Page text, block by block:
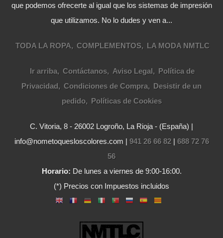
que podemos ofrecerte al igual que los sistemas de impresión
que utilizamos. No lo dudes y ven a...
TODA LA ROPA COMPLEMENTOS LA MODA NMTLC
Ir arriba Contáctanos Aviso Legal
Política de
Privacidad
Condiciones de Compra
Desistir de un
pedido
Políticas de Cookies
C. Vitoria, 8 - 26002 Logroño, La Rioja - (España) |
info@nometoquesloscolores.com | 941 26 66 82| 688 72 76
56
Horario: De lunes a viernes de 9:00-16:00.
(*) Precios con Impuestos incluidos